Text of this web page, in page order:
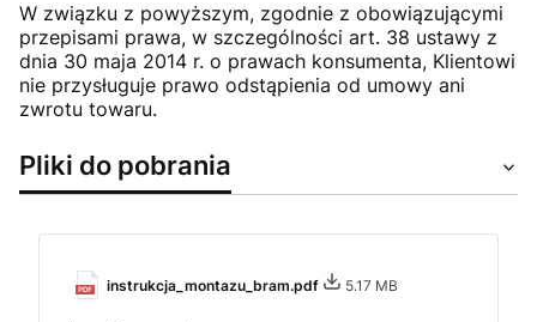
W związku z powyższym, zgodnie z obowiązującymi
przepisami prawa, w szczególności art. 38 ustawy z
dnia 30 maja 2014 r. o prawach konsumenta, Klientowi
nie przysługuje prawo odstąpienia od umowy ani
zwrotu towaru.
Pliki do pobrania
instrukcja_montazu_bram.pdf 5.17 MB